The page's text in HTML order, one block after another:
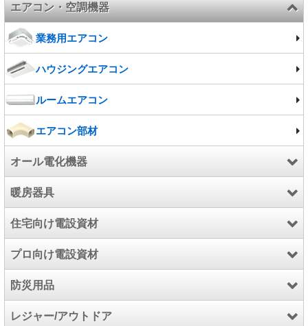
照明器具
施設照明
電球/ランプ
換気扇
エアコン・空調機器
業務用エアコン
ハウジングエアコン
ルームエアコン
エアコン部材
オール電化機器
エコキュート
電気温水器
IHクッキングヒーター
暖房器具
暖房器具
温水ルームヒーター
こたつ
住宅向け電設資材
インターホン
防犯・セキュリティ用品
住宅用火災警報器
プロ向け電設資材
電設資材
工具/高圧洗浄機/芝刈機
防災用品
防災用品
レジャー/アウトドア